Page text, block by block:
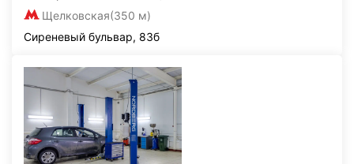
Щелковская(350 м)
Сиреневый бульвар, 83б